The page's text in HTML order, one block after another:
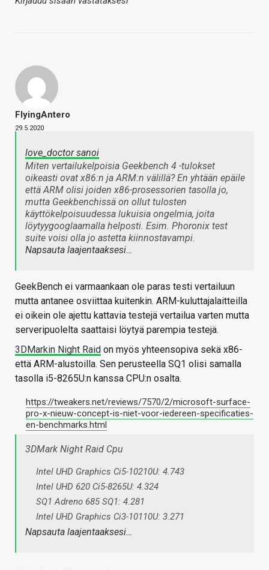
FlyingAntero
29.5.2020
love_doctor sanoi
Miten vertailukelpoisia Geekbench 4 -tulokset
oikeasti ovat x86:n ja ARM:n välillä? En yhtään epäile
että ARM olisi joiden x86-prosessorien tasolla jo,
mutta Geekbenchissä on ollut tulosten
käyttökelpoisuudessa lukuisia ongelmia, joita
löytyygooglaamalla helposti. Esim. Phoronix test
suite voisi olla jo astetta kiinnostavampi.
Napsauta laajentaaksesi…
GeekBench ei varmaankaan ole paras testi vertailuun
mutta antanee osviittaa kuitenkin. ARM-kuluttajalaitteilla
ei oikein ole ajettu kattavia testejä vertailua varten mutta
serveripuolelta saattaisi löytyä parempia testejä.
3DMarkin Night Raid on myös yhteensopiva sekä x86-
että ARM-alustoilla. Sen perusteella SQ1 olisi samalla
tasolla i5-8265U:n kanssa CPU:n osalta.
https://tweakers.net/reviews/7570/2/microsoft-surface-
pro-x-nieuw-concept-is-niet-voor-iedereen-specificaties-
en-benchmarks.html
3DMark Night Raid Cpu
Intel UHD Graphics Ci5-10210U: 4.743
Intel UHD 620 Ci5-8265U: 4.324
SQ1 Adreno 685 SQ1: 4.281
Intel UHD Graphics Ci3-10110U: 3.271
Napsauta laajentaaksesi…